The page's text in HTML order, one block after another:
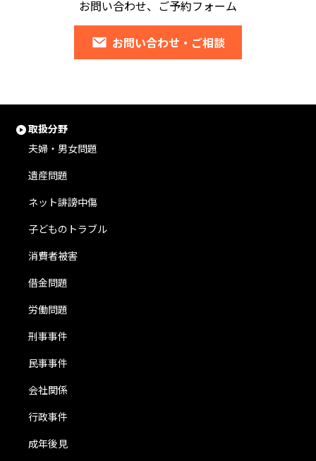
お問い合わせ、ご予約フォーム
お問い合わせ・ご相談
取扱分野
夫婦・男女問題
遺産問題
ネット誹謗中傷
子どものトラブル
消費者被害
借金問題
労働問題
刑事事件
民事事件
会社関係
行政事件
成年後見